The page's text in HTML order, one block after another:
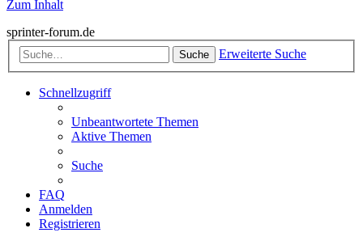
Zum Inhalt
sprinter-forum.de
Suche Erweiterte Suche
Schnellzugriff
Unbeantwortete Themen
Aktive Themen
Suche
FAQ
Anmelden
Registrieren